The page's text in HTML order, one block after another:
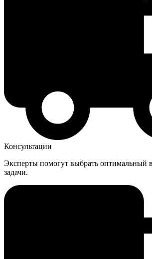
Консультации
Эксперты помогут выбрать оптимальный
задачи.